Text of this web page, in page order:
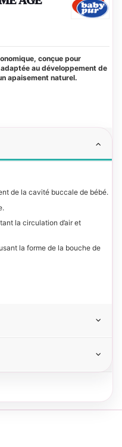
conçue pour
au développement de
apaisement naturel.
de la cavité buccale de bébé.
la circulation d’air et
la forme de la bouche de